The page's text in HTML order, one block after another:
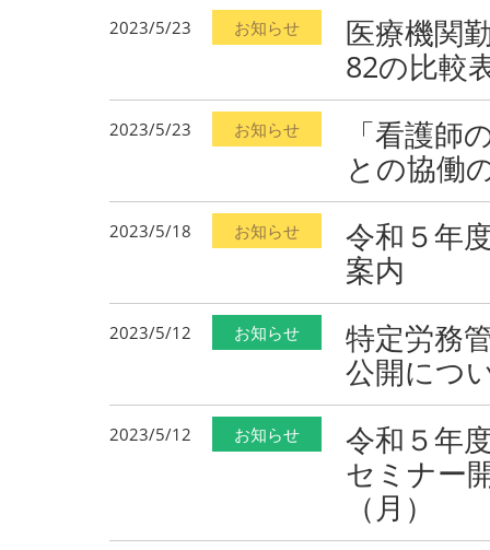
2023/5/23 お知らせ
医療機関
82の比較
2023/5/23 お知らせ
「看護師
との協働
2023/5/18 お知らせ
令和５年
案内
2023/5/12 お知らせ
特定労務
公開につ
2023/5/12 お知らせ
令和５年
セミナー
（月）